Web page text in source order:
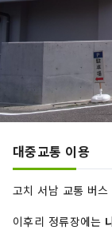
대중교통 이용
고치 서남 교통 버
이후리 정류장에는